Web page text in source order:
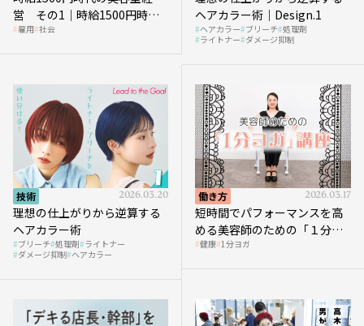
営 その1｜時給1500円時代
へ向かう社会的背景
雇用 社会
ヘアカラー術｜Design.1
ヘアカラー ブリーチ 処理剤
ライトナー ダメージ抑制
技術 2026.03.20
理想の仕上がりから逆算する
ヘアカラー術
ブリーチ 処理剤 ライトナー
ダメージ抑制 ヘアカラー
働き方 2026.03.17
短時間でパフォーマンスを高
める美容師のための「１分ヨ
ガ」講座｜実践編
健康 1分ヨガ